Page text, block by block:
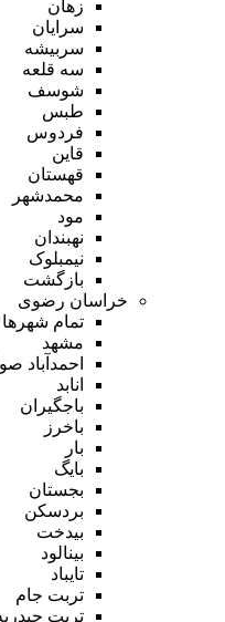
زهان
سرایان
سربیشه
سه قلعه
شوسف
طبس
فردوس
قاین
قهستان
محمدشهر
مود
نهبندان
نیمبلوک
بازگشت
خراسان رضوی
تمام شهر‌ها
مشهد
احمدآباد
انابد
باجگیران
باخرز
بار
بایگ
بجستان
بردسکن
بیدخت
بینالود
تایباد
تربت جام
تربت